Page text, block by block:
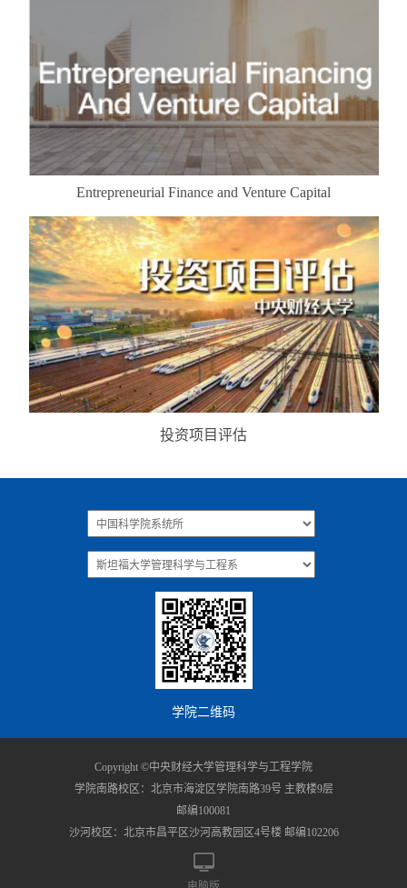
Entrepreneurial Finance and Venture Capital
投资项目评估
学院二维码
Copyright ©中央财经大学管理科学与工程学院
学院南路校区：北京市海淀区学院南路39号 主教楼9层
邮编100081
沙河校区：北京市昌平区沙河高教园区4号楼 邮编102206